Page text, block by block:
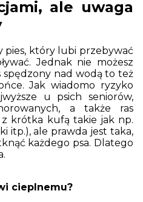
ale uwaga
pies, który lubi przebywać
Jednak nie możesz
spędzony nad wodą to też
Jak wiadomo ryzyko
u psich seniorów,
a także ras
z krótka kufą takie jak np.
itp.), ale prawda jest taka,
każdego psa. Dlatego
cieplnemu?